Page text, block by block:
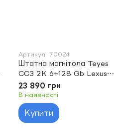
Артикул: 70024
Штатна магнітола Teyes
CC3 2K 6+128 Gb Lexus
ES250 ES300 ES330
2001-2006 9"
23 890 грн
В наявності
Купити